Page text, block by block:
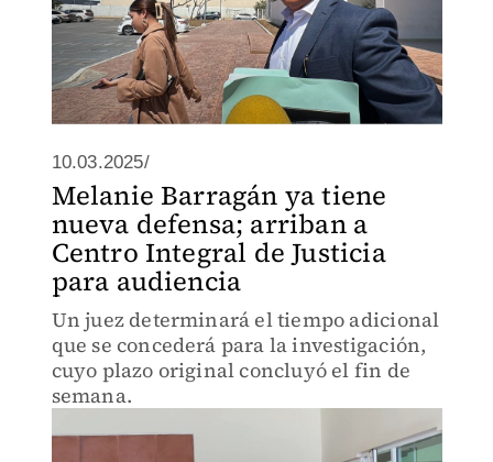
10.03.2025/
Melanie Barragán ya tiene
nueva defensa; arriban a
Centro Integral de Justicia
para audiencia
Un juez determinará el tiempo adicional
que se concederá para la investigación,
cuyo plazo original concluyó el fin de
semana.